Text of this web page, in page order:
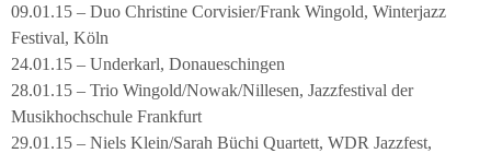
09.01.15 – Duo Christine Corvisier/Frank Wingold, Winterjazz
Festival, Köln
24.01.15 – Underkarl, Donaueschingen
28.01.15 – Trio Wingold/Nowak/Nillesen, Jazzfestival der
Musikhochschule Frankfurt
29.01.15 – Niels Klein/Sarah Büchi Quartett, WDR Jazzfest,